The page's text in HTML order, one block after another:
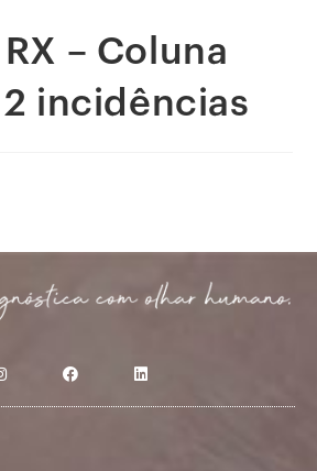
RX – Coluna
incidências